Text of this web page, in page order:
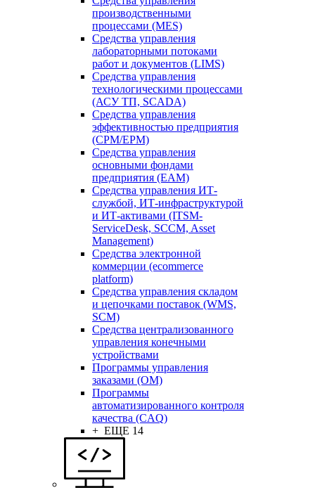
производственными
процессами (MES)
Средства управления
лабораторными потоками
работ и документов (LIMS)
Средства управления
технологическими процессами
(АСУ ТП, SCADA)
Средства управления
эффективностью предприятия
(CPM/EPM)
Средства управления
основными фондами
предприятия (EAM)
Средства управления ИТ-
службой, ИТ-инфраструктурой
и ИТ-активами (ITSM-
ServiceDesk, SCCM, Asset
Management)
Средства электронной
коммерции (ecommerce
platform)
Средства управления складом
и цепочками поставок (WMS,
SCM)
Средства централизованного
управления конечными
устройствами
Программы управления
заказами (OM)
Программы
автоматизированного контроля
качества (CAQ)
+ ЕЩЕ 14